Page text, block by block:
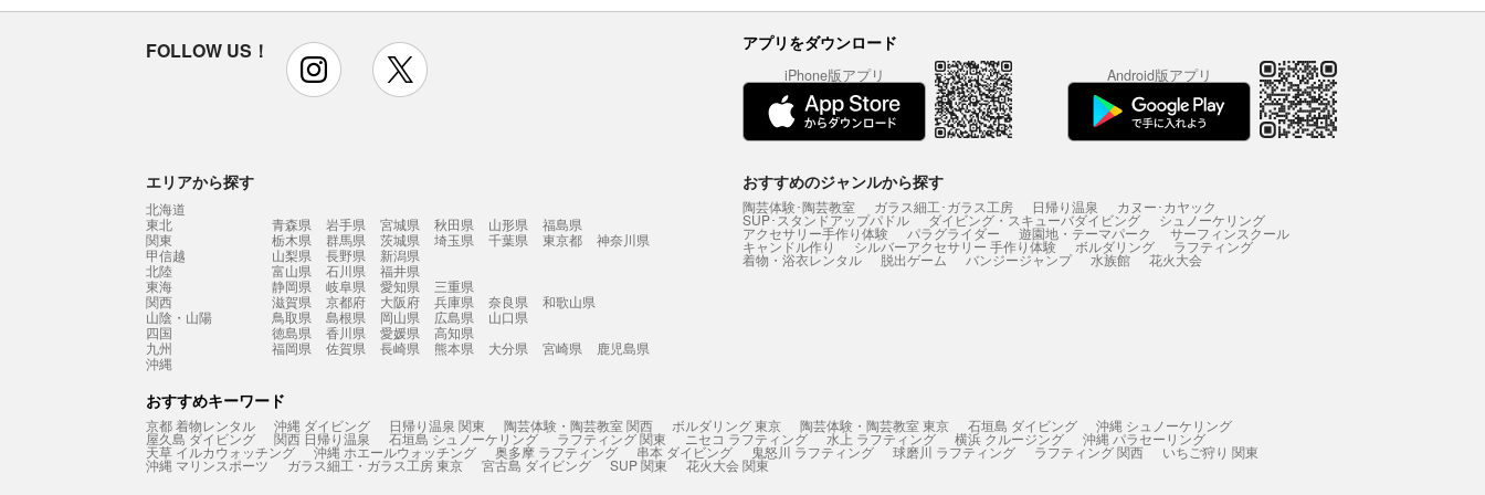
FOLLOW US！ instagram アプリをダウンロード
iPhone版アプリ Android版アプリ
エリアから探す
北海道
東北
青森県 岩手県 宮城県 秋田県 山形県
福島県
関東
栃木県 群馬県 茨城県 埼玉県 千葉県 東京都
神奈川県
甲信越
山梨県 長野県
新潟県
北陸
富山県 石川県
福井県
東海
静岡県 岐阜県 愛知県
三重県
関西
滋賀県 京都府 大阪府 兵庫県 奈良県
和歌山県
山陰・山陽
鳥取県 島根県 岡山県 広島県
山口県
四国
徳島県 香川県 愛媛県
高知県
九州
福岡県 佐賀県 長崎県 熊本県 大分県 宮崎県
鹿児島県
沖縄
おすすめのジャンルから探す
陶芸体験･陶芸教室 ガラス細工･ガラス工房 日帰り温泉 カヌー･カヤック
SUP･スタンドアップパドル ダイビング・スキューバダイビング シュノーケリング
アクセサリー手作り体験 パラグライダー 遊園地・テーマパーク サーフィンスクール
キャンドル作り シルバーアクセサリー 手作り体験 ボルダリング ラフティング
着物・浴衣レンタル 脱出ゲーム バンジージャンプ 水族館 花火大会
おすすめキーワード
京都 着物レンタル 沖縄 ダイビング 日帰り温泉 関東 陶芸体験・陶芸教室 関西 ボルダリング 東京 陶芸体験・陶芸教室 東京 石垣島 ダイビング 沖縄 シュノーケリング
屋久島 ダイビング 関西 日帰り温泉 石垣島 シュノーケリング ラフティング 関東 ニセコ ラフティング 水上 ラフティング 横浜 クルージング 沖縄 パラセーリング
天草 イルカウォッチング 沖縄 ホエールウォッチング 奥多摩 ラフティング 串本 ダイビング 鬼怒川 ラフティング 球磨川 ラフティング ラフティング 関西 いちご狩り 関東
沖縄 マリンスポーツ ガラス細工・ガラス工房 東京 宮古島 ダイビング SUP 関東 花火大会 関東